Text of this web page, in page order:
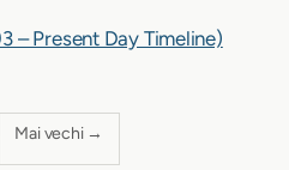
– Present Day Timeline)
Mai vechi →